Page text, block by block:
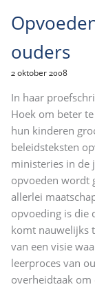
ouders
2 oktober 2008
In haar
Hoek om beter
hun kinderen
beleidsteksten
ministeries in de
opvoeden wordt
allerlei
opvoeding is die
komt nauwelijks
van een visie
leerproces van
overheidtaak